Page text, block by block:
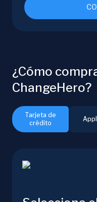
¿Cómo
ChangeHero?
Tarjeta de
crédito